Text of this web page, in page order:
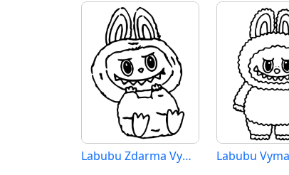
Labubu Zdarma Vymalovatelné Obrázek